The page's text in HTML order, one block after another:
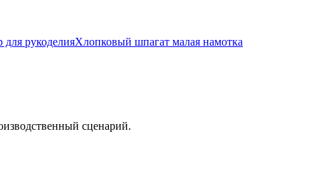
рукоделияХлопковый шпагат малая намотка
сценарий.